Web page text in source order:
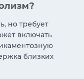
но требует
включать
близких